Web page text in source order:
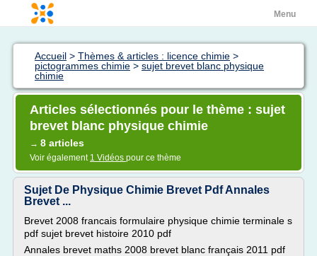
Menu
Accueil > Thèmes & articles : licence chimie >
pictogrammes chimie > sujet brevet blanc physique
chimie
Articles sélectionnés pour le thème : sujet
brevet blanc physique chimie
→ 8 articles
Voir également 1 Vidéos pour ce thème
Sujet De Physique Chimie Brevet Pdf Annales
Brevet ...
Brevet 2008 francais formulaire physique chimie terminale s
pdf sujet brevet histoire 2010 pdf
Annales brevet maths 2008 brevet blanc français 2011 pdf